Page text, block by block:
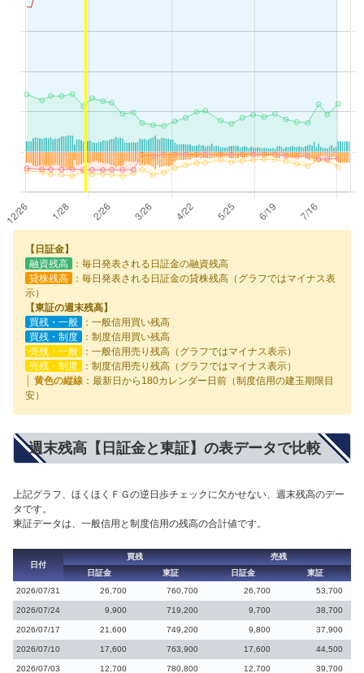
【日証金】
融資残高
：毎日発表される日証金の融資残高
貸株残高
：毎日発表される日証金の貸株残高（グラフではマイナス表
示）
【東証の週末残高】
買残・一般
：一般信用買い残高
買残・制度
：制度信用買い残高
売残・一般
：一般信用売り残高（グラフではマイナス表示）
売残・制度
：制度信用売り残高（グラフではマイナス表示）
│ 黄色の縦線 ：最新日から180カレンダー日前（制度信用の建玉期限目
安）
週末残高【日証金と東証】の表データで比較
上記グラフ、ほくほくＦＧの逆日歩チェックに欠かせない、週末残高のデー
タです。
東証データは、一般信用と制度信用の残高の合計値です。
日付
買残
売残
日証金
東証 日証金
東証
2026/07/31
26,700 760,700 26,700 53,700
2026/07/24 9,900 719,200 9,700 38,700
2026/07/17 21,600 749,200 9,800 37,900
2026/07/10 17,600 763,900 17,600 44,500
2026/07/03 12,700 780,800 12,700 39,700